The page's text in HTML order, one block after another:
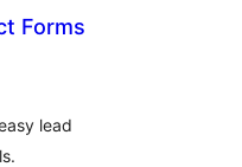
Forms
lead